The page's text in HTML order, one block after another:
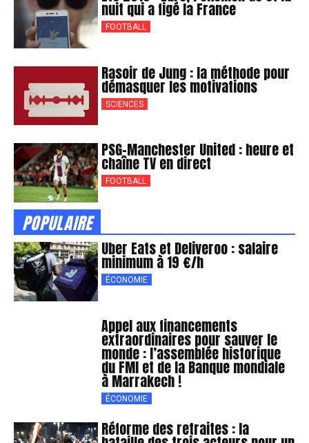
nuit qui a figé la France
FOOTBALL
Rasoir de Jung : la méthode pour
démasquer les motivations
SCIENCES
PSG-Manchester United : heure et
chaîne TV en direct
FOOTBALL
POPULAIRE
Uber Eats et Deliveroo : salaire
minimum à 19 €/h
ÉCONOMIE
Appel aux financements
extraordinaires pour sauver le
monde : l’assemblée historique
du FMI et de la Banque mondiale
à Marrakech !
ÉCONOMIE
Réforme des retraites : la